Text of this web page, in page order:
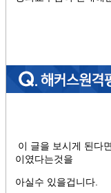
이 글을 보시게 된다
이였다는것을
아실수 있을겁니다.